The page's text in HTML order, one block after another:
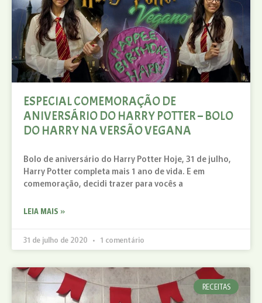
ESPECIAL COMEMORAÇÃO DE
ANIVERSÁRIO DO HARRY POTTER – BOLO
DO HARRY NA VERSÃO VEGANA
Bolo de aniversário do Harry Potter Hoje, 31 de julho,
Harry Potter completa mais 1 ano de vida. E em
comemoração, decidi trazer para vocês a
LEIA MAIS »
31 de julho de 2020 1 comentário
RECEITAS